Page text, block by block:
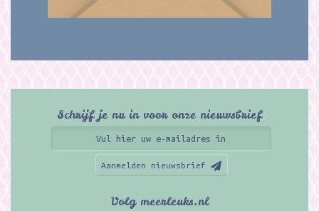
Schrijf je nu in voor onze nieuwsbrief
Aanmelden nieuwsbrief
Volg meerleuks.nl